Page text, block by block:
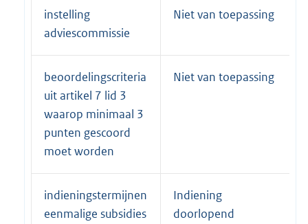
instelling
adviescommissie
Niet van toepassing
beoordelingscriteria
uit artikel 7 lid 3
waarop minimaal 3
punten gescoord
moet worden
Niet van toepassing
indieningstermijnen
eenmalige subsidies
Indiening
doorlopend